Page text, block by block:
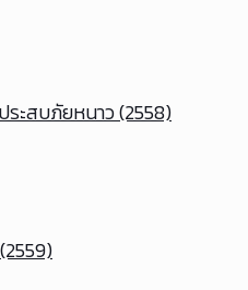
ระสบภัยหนาว (2558)